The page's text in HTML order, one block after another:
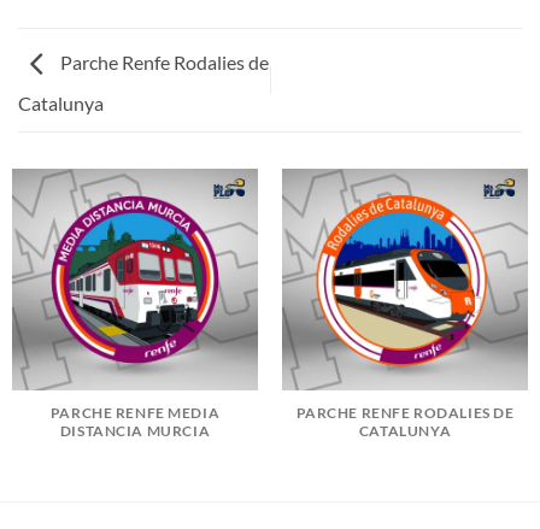
Parche Renfe Rodalies de
Catalunya
PARCHE RENFE MEDIA
DISTANCIA MURCIA
PARCHE RENFE RODALIES DE
CATALUNYA